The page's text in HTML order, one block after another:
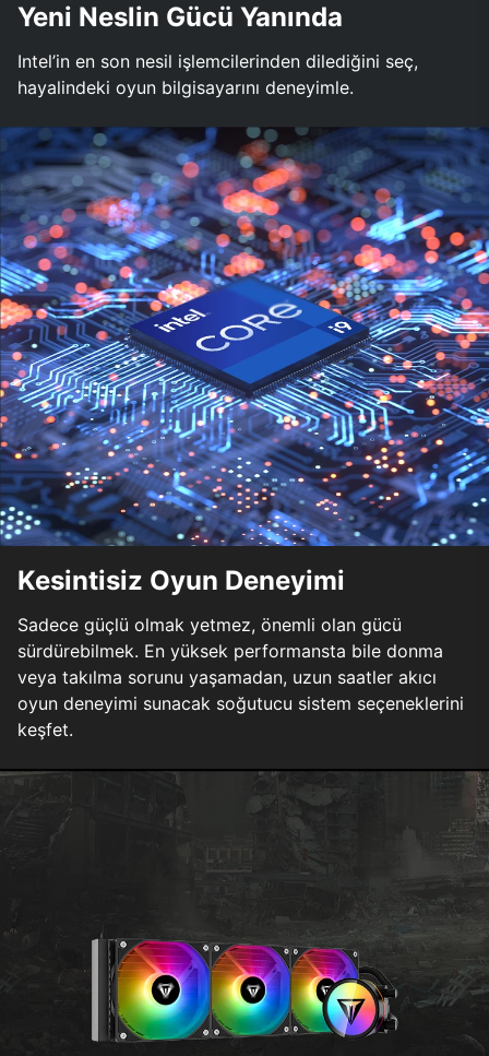
Yeni Neslin Gücü Yanında
Intel’in en son nesil işlemcilerinden dilediğini seç,
hayalindeki oyun bilgisayarını deneyimle.
Kesintisiz Oyun Deneyimi
Sadece güçlü olmak yetmez, önemli olan gücü
sürdürebilmek. En yüksek performansta bile donma
veya takılma sorunu yaşamadan, uzun saatler akıcı
oyun deneyimi sunacak soğutucu sistem seçeneklerini
keşfet.